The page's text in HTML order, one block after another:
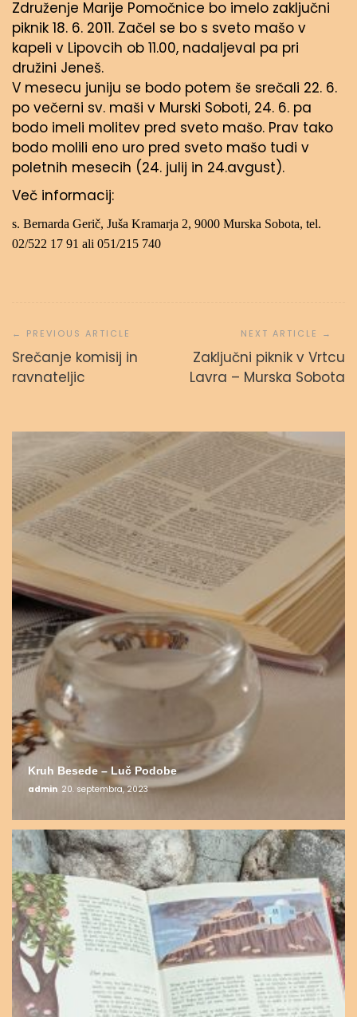
Združenje Marije Pomočnice bo imelo zaključni
piknik 18. 6. 2011. Začel se bo s sveto mašo v
kapeli v Lipovcih ob 11.00, nadaljeval pa pri
družini Jeneš.
V mesecu juniju se bodo potem še srečali 22. 6.
po večerni sv. maši v Murski Soboti, 24. 6. pa
bodo imeli molitev pred sveto mašo. Prav tako
bodo molili eno uro pred sveto mašo tudi v
poletnih mesecih (24. julij in 24.avgust).
Več informacij:
s. Bernarda Gerič, Juša Kramarja 2, 9000 Murska Sobota, tel.
02/522 17 91 ali 051/215 740
prispevka
Srečanje komisij in
ravnateljic
Zaključni piknik v Vrtcu
Lavra – Murska Sobota
Svetopisemske urice
Kruh Besede – Luč Podobe
admin 20. septembra, 2023